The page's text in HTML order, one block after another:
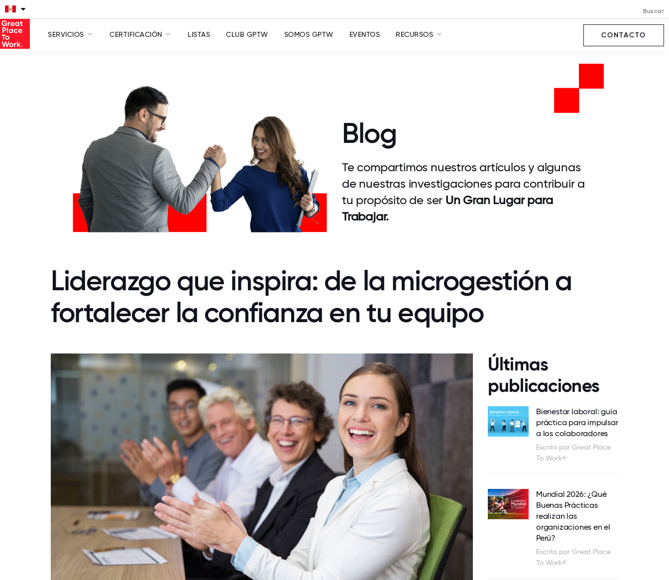
Buscar
SERVICIOS CERTIFICACIÓN LISTAS CLUB GPTW SOMOS GPTW EVENTOS RECURSOS CONTACTO
Blog
Te compartimos nuestros artículos y algunas
de nuestras investigaciones para contribuir a
tu propósito de ser Un Gran Lugar para
Trabajar.
Liderazgo que inspira: de la microgestión a
fortalecer la confianza en tu equipo
Últimas
publicaciones
Bienestar laboral: guía
práctica para impulsar
a los colaboradores
Escrito por Great Place
To Work®
Mundial 2026: ¿Qué
Buenas Prácticas
realizan las
organizaciones en el
Perú?
Escrito por Great Place
To Work®